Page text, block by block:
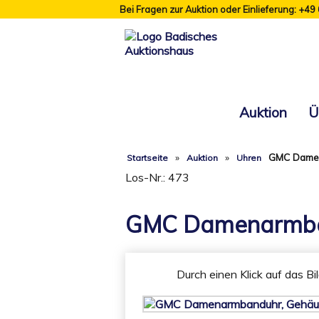
Bei Fragen zur Auktion oder Einlieferung:
Auktion
Startseite » Auktion » Uhren GMC
Los-Nr.: 473
GMC
Durch einen Klick auf das